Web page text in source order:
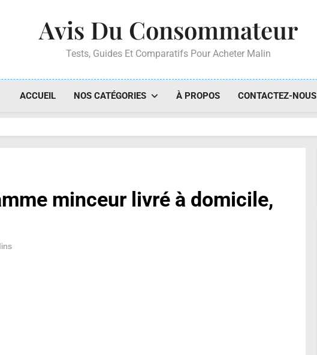
Avis Du Consommateur
Tests, Guides Et Comparatifs Pour Acheter Malin
ACCUEIL NOS CATÉGORIES À PROPOS CONTACTEZ-NOUS
minceur livré à domicile,